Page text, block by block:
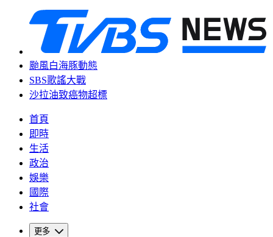
颱風白海豚動態
SBS歌謠大戰
沙拉油致癌物超標
首頁
即時
生活
政治
娛樂
國際
社會
更多